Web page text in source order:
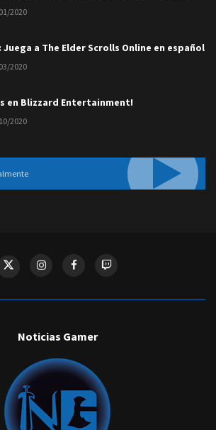
2020
Juega a The Elder Scrolls Online en español
2020
en Blizzard Entertainment!
2020
Noticias Gamer